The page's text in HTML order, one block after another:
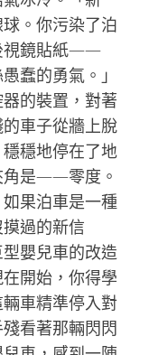
。你污染了泊
視鏡貼紙——
蠢的勇氣。」
的裝置，對著
車子從牆上脫
穩地停在了地
角是——零度。
如果泊車是一種
過的新信
嬰兒車的改造
開始，你得學
車精準停入對
看著那輛閃閃